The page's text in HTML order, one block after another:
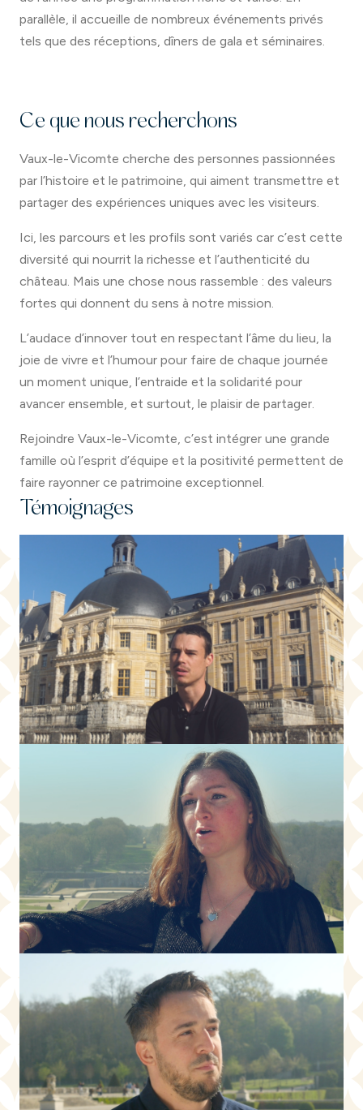
parallèle, il accueille de nombreux événements privés
tels que des réceptions, dîners de gala et séminaires.
Ce que nous recherchons
Vaux-le-Vicomte cherche des personnes passionnées
par l’histoire et le patrimoine, qui aiment transmettre et
partager des expériences uniques avec les visiteurs.
Ici, les parcours et les profils sont variés car c’est cette
diversité qui nourrit la richesse et l’authenticité du
château. Mais une chose nous rassemble : des valeurs
fortes qui donnent du sens à notre mission.
L’audace d’innover tout en respectant l’âme du lieu, la
joie de vivre et l’humour pour faire de chaque journée
un moment unique, l’entraide et la solidarité pour
avancer ensemble, et surtout, le plaisir de partager.
Rejoindre Vaux-le-Vicomte, c’est intégrer une grande
famille où l’esprit d’équipe et la positivité permettent de
faire rayonner ce patrimoine exceptionnel.
Témoignages
Bastien - Technicien de maintenance
Claire - Cheffe d'équipe et médiatrice